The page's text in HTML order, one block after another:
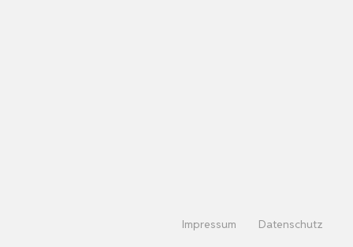
Impressum Datenschutz